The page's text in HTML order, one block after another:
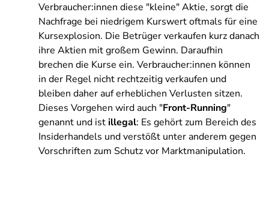
Verbraucher:innen diese "kleine" Aktie, sorgt die
Nachfrage bei niedrigem Kurswert oftmals für eine
Kursexplosion. Die Betrüger verkaufen kurz danach
ihre Aktien mit großem Gewinn. Daraufhin
brechen die Kurse ein. Verbraucher:innen können
in der Regel nicht rechtzeitig verkaufen und
bleiben daher auf erheblichen Verlusten sitzen.
Dieses Vorgehen wird auch "Front-Running"
genannt und istillegal: Es gehört zum Bereich des
Insiderhandels und verstößt unter anderem gegen
Vorschriften zum Schutz vor Marktmanipulation.